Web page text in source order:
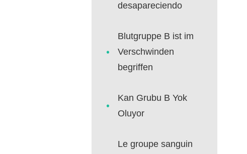
desapareciendo
Blutgruppe B ist im
Verschwinden
begriffen
Kan Grubu B Yok
Oluyor
Le groupe sanguin